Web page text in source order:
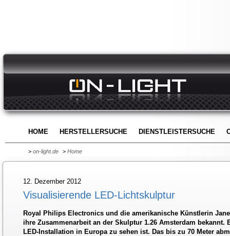
HOME HERSTELLERSUCHE DIENSTLEISTERSUCHE
> on-light.de > Home
12. Dezember 2012
Visualisierende LED-Lichtskulptur
Royal Philips Electronics und die amerikanische Künstlerin
ihre Zusammenarbeit an der Skulptur 1.26 Amsterdam bekannt.
LED-Installation in Europa zu sehen ist. Das bis zu 70 Meter